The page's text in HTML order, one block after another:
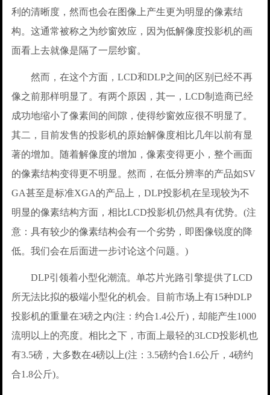
利的清晰度，然而也会在图像上产生更为明显的像素结
构。这通常被称之为纱窗效应，因为低解像度投影机的画
面看上去就像是隔了一层纱窗。
然而，在这个方面，LCD和DLP之间的区别已经不再
像之前那样明显了。有两个原因，其一，LCD制造商已经
成功地缩小了像素间的间隙，使得纱窗效应很不明显了。
其二，目前发售的投影机的原始解像度相比几年以前有显
著的增加。随着解像度的增加，像素变得更小，整个画面
的像素结构变得更不明显。然而，在低分辨率的产品如SV
GA甚至是标准XGA的产品上，DLP投影机在呈现较为不
明显的像素结构方面，相比LCD投影机仍然具有优势。(注
意：具有较少的像素结构会有一个劣势，即图像锐度的降
低。我们会在后面进一步讨论这个问题。)
DLP引领着小型化潮流。单芯片光路引擎提供了LCD
所无法比拟的极端小型化的机会。目前市场上有15种DLP
投影机的重量在3磅之内(注：约合1.4公斤)，却能产生1000
流明以上的亮度。相比之下，市面上最轻的3LCD投影机也
有3.5磅，大多数在4磅以上(注：3.5磅约合1.6公斤，4磅约
合1.8公斤)。